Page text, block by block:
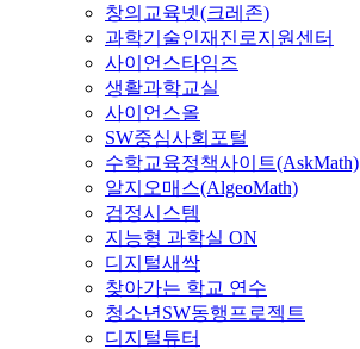
창의교육넷(크레존)
과학기술인재진로지원센터
사이언스타임즈
생활과학교실
사이언스올
SW중심사회포털
수학교육정책사이트(AskMath)
알지오매스(AlgeoMath)
검정시스템
지능형 과학실 ON
디지털새싹
찾아가는 학교 연수
청소년SW동행프로젝트
디지털튜터